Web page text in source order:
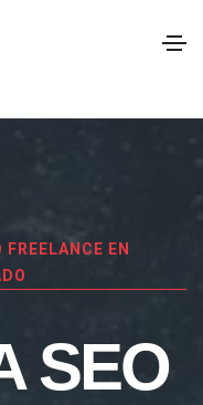
EN
SEO